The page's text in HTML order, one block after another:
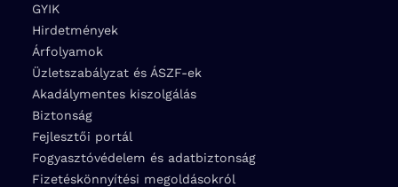
GYIK
Hirdetmények
Árfolyamok
Üzletszabályzat és ÁSZF-ek
Akadálymentes kiszolgálás
Biztonság
Fejlesztői portál
Fogyasztóvédelem és adatbiztonság
Fizetéskönnyítési megoldásokról